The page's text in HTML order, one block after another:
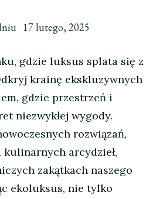
17 lutego, 2025
gdzie luksus splata się z
krainę ekskluzywnych
gdzie przestrzeń i
niezwykłej wygody.
rozwiązań,
kulinarnych arcydzieł,
zakątkach naszego
ekoluksus, nie tylko